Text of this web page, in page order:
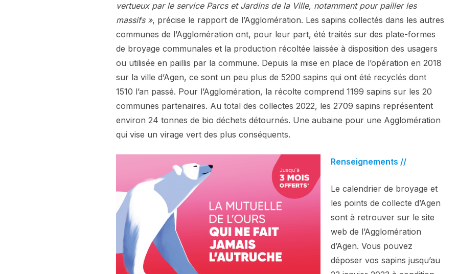
vertueux par le service Parcs et Jardins de la Ville, notamment pour pailler les
massifs », précise le rapport de l’Agglomération. Les sapins collectés dans les autres
communes de l’Agglomération ont, pour leur part, été traités sur des plate-formes
de broyage communales et la production récoltée laissée à disposition des usagers
ou utilisée en paillis par la commune. Depuis la mise en place de l’opération en 2018
sur la ville d’Agen, ce sont un peu plus de 5200 sapins qui ont été recyclés dont
1510 l’an passé. Pour l’Agglomération, la récolte comprend 1199 sapins sur les 20
communes partenaires. Au total des collectes 2022, les 2709 sapins représentent
environ 24 tonnes de bio déchets détournés. Une aubaine pour une Agglomération
qui vise un virage vert des plus conséquents.
Renseignements //
Le calendrier de broyage et
les points de collecte d’Agen
sont à retrouver sur le site
web de l’Agglomération
d’Agen. Vous pouvez
déposer vos sapins jusqu’au